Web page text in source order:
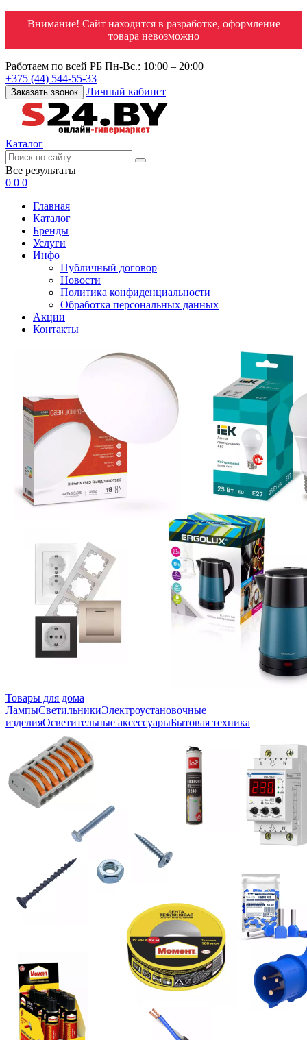
Внимание! Сайт находится в разработке, оформление
товара невозможно
Работаем по всей РБ Пн-Вс.: 10:00 – 20:00
+375 (44) 544-55-33
Заказать звонок Личный кабинет
Каталог
Все результаты
0 0 0
Главная
Каталог
Бренды
Услуги
Инфо
Публичный договор
Новости
Политика конфиденциальности
Обработка персональных данных
Акции
Контакты
Товары для дома
ЛампыСветильникиЭлектроустановочные
изделияОсветительные аксессуарыБытовая техника